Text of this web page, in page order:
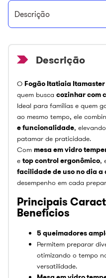
Descrição
O Fogão Itatiaia Itamaster
quem busca cozinhar com
Ideal para famílias e quem
ao mesmo tempo, ele
e funcionalidade,
patamar de praticidade.
Com mesa em vidro
e top control ergonômico,
facilidade de uso no dia a
desempenho em cada
Principais
Benefícios
5 queimadores
Permitem preparar
otimizando o tempo
versatilidade.